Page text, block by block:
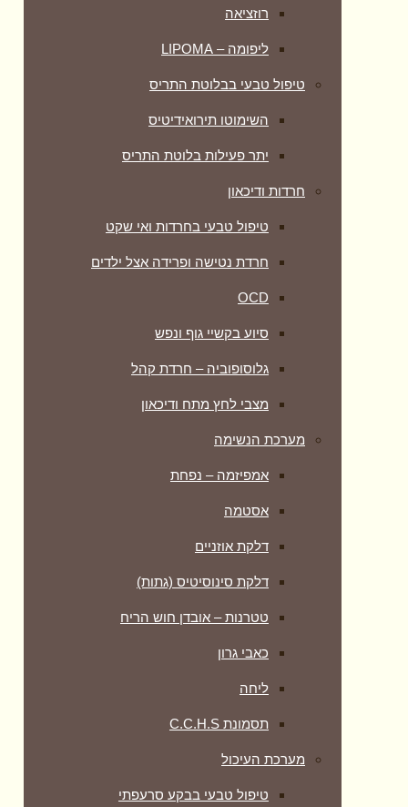
רוזציאה
ליפומה – LIPOMA
טיפול טבעי בבלוטת התריס
השימוטו תירואידיטיס
יתר פעילות בלוטת התריס
חרדות ודיכאון
טיפול טבעי בחרדות ואי שקט
חרדת נטישה ופרידה אצל ילדים
OCD
סיוע בקשיי גוף ונפש
גלוסופוביה – חרדת קהל
מצבי לחץ מתח ודיכאון
מערכת הנשימה
אמפיזמה – נפחת
אסטמה
דלקת אוזניים
דלקת סינוסיטיס (גתות)
טטרנות – אובדן חוש הריח
כאבי גרון
ליחה
תסמונת C.C.H.S
מערכת העיכול
טיפול טבעי בבקע סרעפתי